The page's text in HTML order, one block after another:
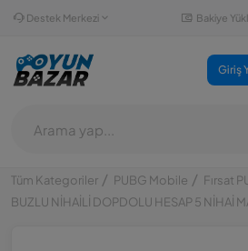
Destek Merkezi Bakiye
Giriş
Tüm Kategoriler PUBG Mobile
Fırsat
BUZLU NİHAİLİ DOPDOLU HESAP 5 NİHAİ